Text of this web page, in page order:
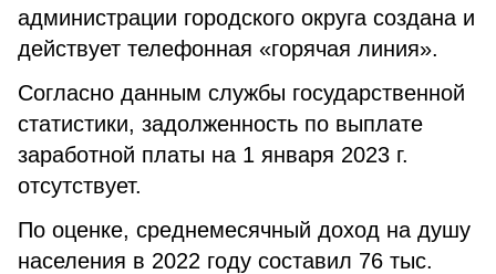
администрации городского округа создана и
действует телефонная «горячая линия».
Согласно данным службы государственной
статистики, задолженность по выплате
заработной платы на 1 января 2023 г.
отсутствует.
По оценке, среднемесячный доход на душу
населения в 2022 году составил 76 тыс.